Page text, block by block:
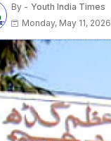
By - Youth India Times
Monday, May 11, 2026